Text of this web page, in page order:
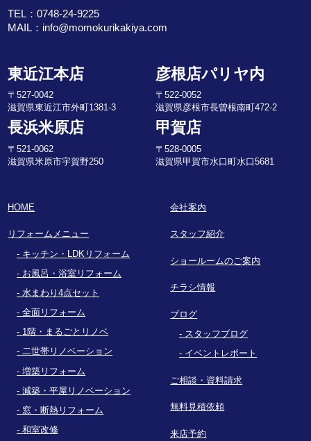
TEL：0748-24-9225
MAIL： info@momokurikakiya.com
東近江本店
〒527-0042
滋賀県東近江市外町1381-3
彦根店パリヤ内
〒522-0052
滋賀県彦根市長曽根南町472-2
長浜米原店
〒521-0062
滋賀県米原市宇賀野250
甲賀店
〒528-0005
滋賀県甲賀市水口町水口5681
HOME
リフォームメニュー
キッチン・LDKリフォーム
お風呂・浴室リフォーム
水まわり4点セット
全面リフォーム
1階・まるごとリノベ
二世帯リノベーション
増築リフォーム
減築・平屋リノベーション
窓・断熱リフォーム
和室改修
会社案内
スタッフ紹介
ショールームのご案内
チラシ情報
ブログ
スタッフブログ
イベントレポート
ご相談・資料請求
無料見積依頼
来店予約